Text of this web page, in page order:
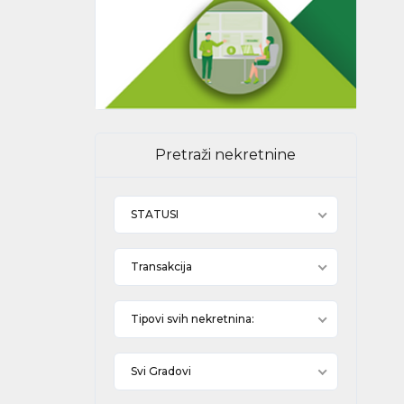
Pretraži nekretnine
STATUSI
Transakcija
Tipovi svih nekretnina:
Svi Gradovi